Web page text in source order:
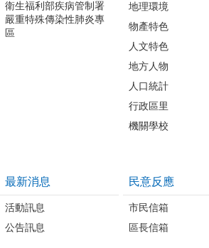
衛生福利部疾病管制署
嚴重特殊傳染性肺炎專
區
地理環境
物產特色
人文特色
地方人物
人口統計
行政區里
機關學校
最新消息
活動訊息
公告訊息
民意反應
市民信箱
區長信箱